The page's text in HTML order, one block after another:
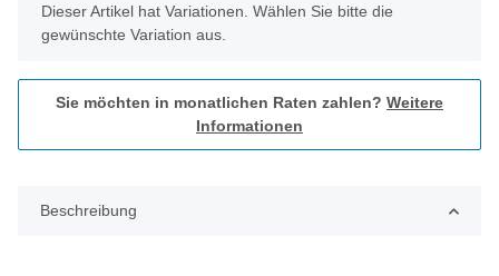
x
Dieser Artikel hat Variationen. Wählen Sie bitte die
gewünschte Variation aus.
Sie möchten in monatlichen Raten zahlen? Weitere
Informationen
Beschreibung